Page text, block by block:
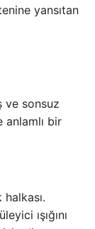
yansıtan
ve sonsuz
anlamlı bir
halkası.
ışığını